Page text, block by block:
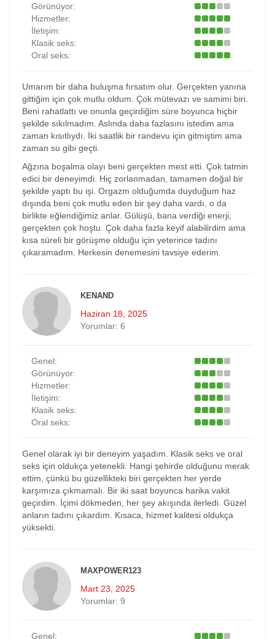
Görünüyor:
Hizmetler:
İletişim:
Klasik seks:
Oral seks:
Umarım bir daha buluşma fırsatım olur. Gerçekten yanına
gittiğim için çok mutlu oldum. Çok mütevazı ve samimi biri.
Beni rahatlattı ve onunla geçirdiğim süre boyunca hiçbir
şekilde sıkılmadım. Aslında daha fazlasını istedim ama
zaman kısıtlıydı. İki saatlik bir randevu için gitmiştim ama
zaman su gibi geçti.
Ağzına boşalma olayı beni gerçekten mest etti. Çok tatmin
edici bir deneyimdi. Hiç zorlanmadan, tamamen doğal bir
şekilde yaptı bu işi. Orgazm olduğumda duyduğum haz
dışında beni çok mutlu eden bir şey daha vardı, o da
birlikte eğlendiğimiz anlar. Gülüşü, bana verdiği enerji,
gerçekten çok hoştu. Çok daha fazla keyif alabilirdim ama
kısa süreli bir görüşme olduğu için yeterince tadını
çıkaramadım. Herkesin denemesini tavsiye ederim.
KENAND
Haziran 18, 2025
Yorumlar: 6
Genel:
Görünüyor:
Hizmetler:
İletişim:
Klasik seks:
Oral seks:
Genel olarak iyi bir deneyim yaşadım. Klasik seks ve oral
seks için oldukça yetenekli. Hangi şehirde olduğunu merak
ettim, çünkü bu güzellikteki biri gerçekten her yerde
karşımıza çıkmamalı. Bir iki saat boyunca harika vakit
geçirdim. İçimi dökmeden, her şey akışında ilerledi. Güzel
anların tadını çıkardım. Kısaca, hizmet kalitesi oldukça
yüksekti.
MAXPOWER123
Mart 23, 2025
Yorumlar: 9
Genel: